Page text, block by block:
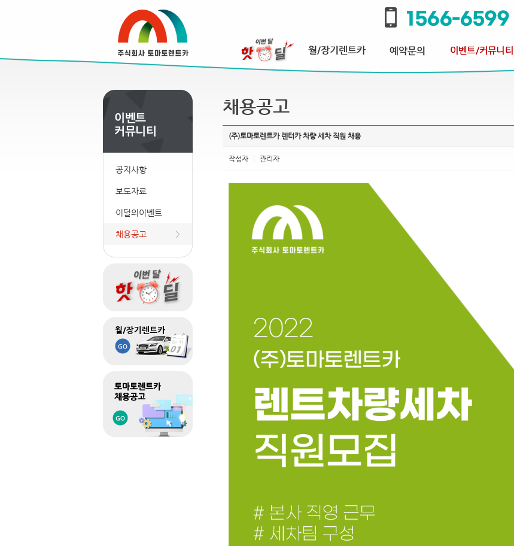
공지사항
보도자료
이달의이벤트
채용공고
채용공고
(주)토마토렌트카 렌터카 차량 세차 직원 채용
작성자 관리자